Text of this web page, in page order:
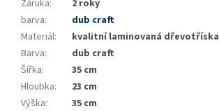
Záruka:
2 roky
barva:
dub craft
Materiál:
kvalitní laminovaná dřevotříska
Barva:
dub craft
Šířka:
35 cm
Hloubka:
23 cm
Výška: 35 cm